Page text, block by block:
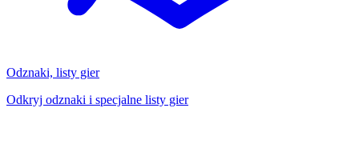
Odznaki, listy gier
Odkryj odznaki i specjalne listy gier